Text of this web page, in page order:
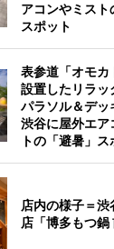
アコンやミスト
スポット
表参道「オモカ
設置したリラッ
パラソル＆デッ
渋谷に屋外エア
トの「避暑」ス
店内の様子＝渋
店「博多もつ鍋